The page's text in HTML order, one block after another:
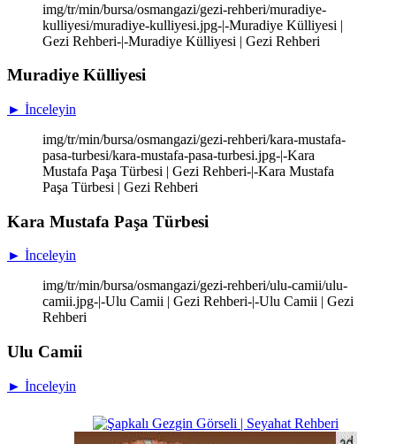
img/tr/min/bursa/osmangazi/gezi-rehberi/muradiye-
kulliyesi/muradiye-kulliyesi.jpg-|-Muradiye Külliyesi |
Gezi Rehberi-|-Muradiye Külliyesi | Gezi Rehberi
Muradiye Külliyesi
► İnceleyin
img/tr/min/bursa/osmangazi/gezi-rehberi/kara-mustafa-
pasa-turbesi/kara-mustafa-pasa-turbesi.jpg-|-Kara
Mustafa Paşa Türbesi | Gezi Rehberi-|-Kara Mustafa
Paşa Türbesi | Gezi Rehberi
Kara Mustafa Paşa Türbesi
► İnceleyin
img/tr/min/bursa/osmangazi/gezi-rehberi/ulu-camii/ulu-
camii.jpg-|-Ulu Camii | Gezi Rehberi-|-Ulu Camii | Gezi
Rehberi
Ulu Camii
► İnceleyin